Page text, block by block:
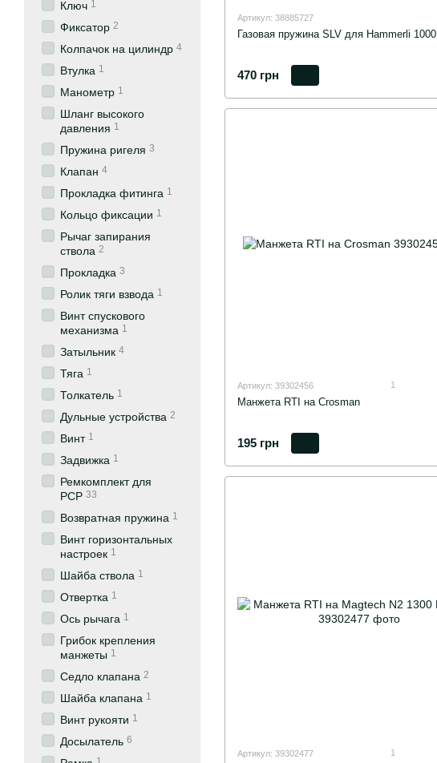
Артикул: 38885727
Газовая пружина SLV для Hammerli 1000
470 грн
Артикул: 39302456 1
Манжета RTI на Crosman
195 грн
Артикул: 39302477 1
Ключ 1
Фиксатор 2
Колпачок на цилиндр 4
Втулка 1
Манометр 1
Шланг высокого
давления 1
Пружина ригеля 3
Клапан 4
Прокладка фитинга 1
Кольцо фиксации 1
Рычаг запирания
ствола 2
Прокладка 3
Ролик тяги взвода 1
Винт спускового
механизма 1
Затыльник 4
Тяга 1
Толкатель 1
Дульные устройства 2
Винт 1
Задвижка 1
Ремкомплект для
PCP 33
Возвратная пружина 1
Винт горизонтальных
настроек 1
Шайба ствола 1
Отвертка 1
Ось рычага 1
Грибок крепления
манжеты 1
Седло клапана 2
Шайба клапана 1
Винт рукояти 1
Досылатель 6